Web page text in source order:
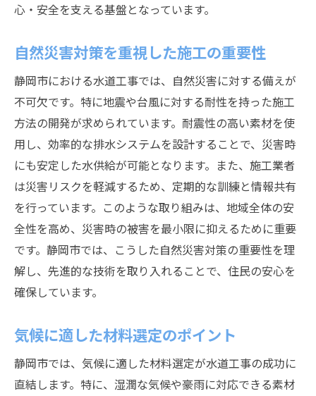
心・安全を支える基盤となっています。
自然災害対策を重視した施工の重要性
静岡市における水道工事では、自然災害に対する備えが
不可欠です。特に地震や台風に対する耐性を持った施工
方法の開発が求められています。耐震性の高い素材を使
用し、効率的な排水システムを設計することで、災害時
にも安定した水供給が可能となります。また、施工業者
は災害リスクを軽減するため、定期的な訓練と情報共有
を行っています。このような取り組みは、地域全体の安
全性を高め、災害時の被害を最小限に抑えるために重要
です。静岡市では、こうした自然災害対策の重要性を理
解し、先進的な技術を取り入れることで、住民の安心を
確保しています。
気候に適した材料選定のポイント
静岡市では、気候に適した材料選定が水道工事の成功に
直結します。特に、湿潤な気候や豪雨に対応できる素材